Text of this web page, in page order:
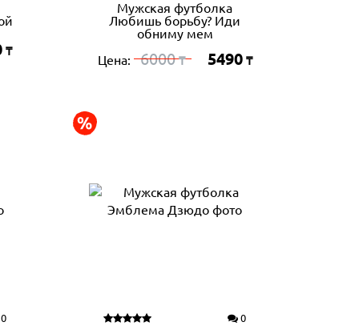
₸
Мужская футболка
Любишь борьбу? Иди
обниму мем
Цена:
6000₸ 5490 ₸
0